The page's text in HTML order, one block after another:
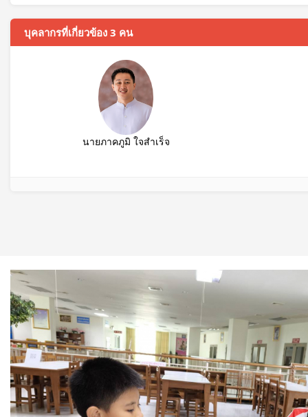
บุคลากรที่เกี่ยวข้อง 3 คน
นายภาคภูมิ ใจสำเร็จ